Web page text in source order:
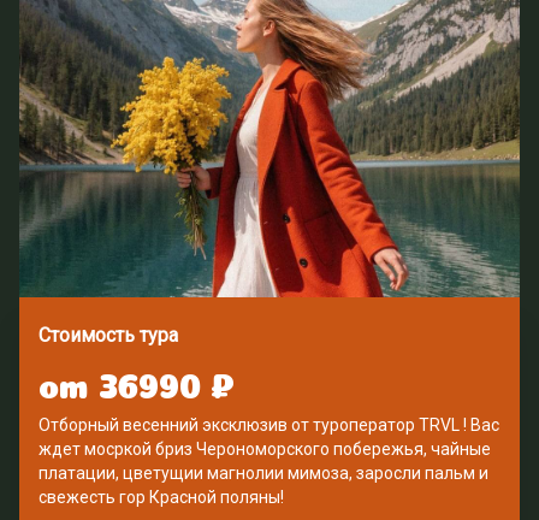
Стоимость тура
от 36990 ₽
Отборный весенний эксклюзив от туроператор TRVL ! Вас
ждет мосркой бриз Черономорского побережья, чайные
платации, цветущии магнолии мимоза, заросли пальм и
свежесть гор Красной поляны!